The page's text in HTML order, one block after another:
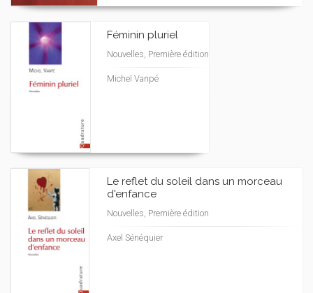
Féminin pluriel
Nouvelles, Première édition
Michel Vanpé
Le reflet du soleil dans un morceau
d'enfance
Nouvelles, Première édition
Axel Sénéquier